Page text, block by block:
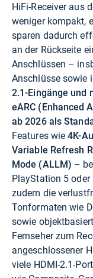
HiFi-Receiver aus
weniger kompakt,
sparen dadurch
an der Rückseite
Anschlüssen –
Anschlüsse sowie
2.1-Eingänge und
eARC (Enhanced
ab 2026 als
Features wie4K-
Variable Refresh
Mode (ALLM) –
PlayStation 5 oder
zudem die
Tonformaten wie
sowie
Fernseher zum
angeschlossener
viele HDMI-2.1-